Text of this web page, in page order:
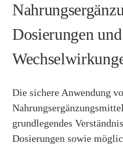
Dosierungen
Die sichere Anwendung
grundlegendes
Dosierungen sowie